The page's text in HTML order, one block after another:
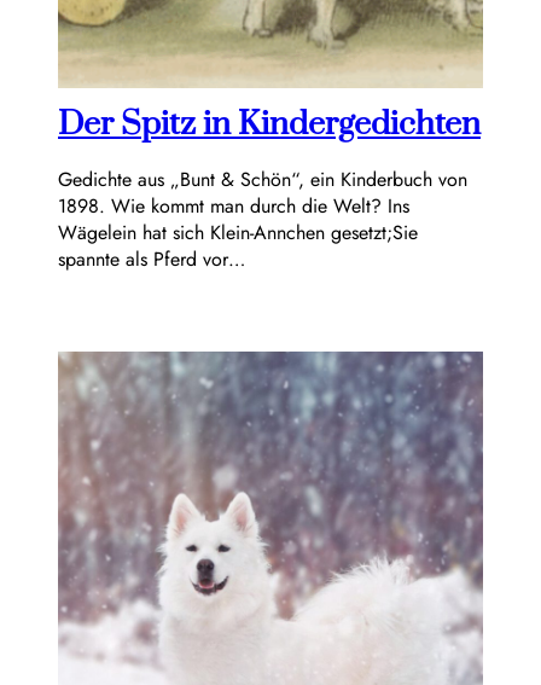
Der Spitz in Kindergedichten
Gedichte aus „Bunt & Schön“, ein Kinderbuch von
1898. Wie kommt man durch die Welt? Ins
Wägelein hat sich Klein-Annchen gesetzt;Sie
spannte als Pferd vor…